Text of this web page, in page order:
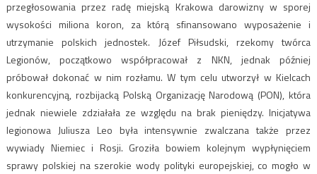
przegłosowania przez radę miejską Krakowa darowizny w sporej
wysokości miliona koron, za którą sfinansowano wyposażenie i
utrzymanie polskich jednostek. Józef Piłsudski, rzekomy twórca
Legionów, początkowo współpracował z NKN, jednak później
próbował dokonać w nim rozłamu. W tym celu utworzył w Kielcach
konkurencyjną, rozbijacką Polską Organizację Narodową (PON), która
jednak niewiele zdziałała ze względu na brak pieniędzy. Inicjatywa
legionowa Juliusza Leo była intensywnie zwalczana także przez
wywiady Niemiec i Rosji. Groziła bowiem kolejnym wypłynięciem
sprawy polskiej na szerokie wody polityki europejskiej, co mogło w